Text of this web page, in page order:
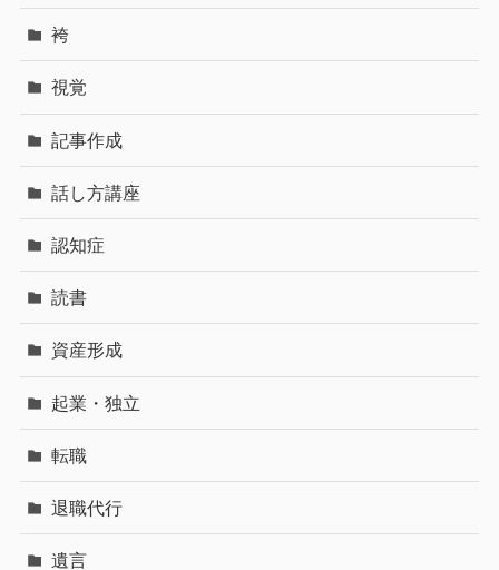
袴
視覚
記事作成
話し方講座
認知症
読書
資産形成
起業・独立
転職
退職代行
遺言